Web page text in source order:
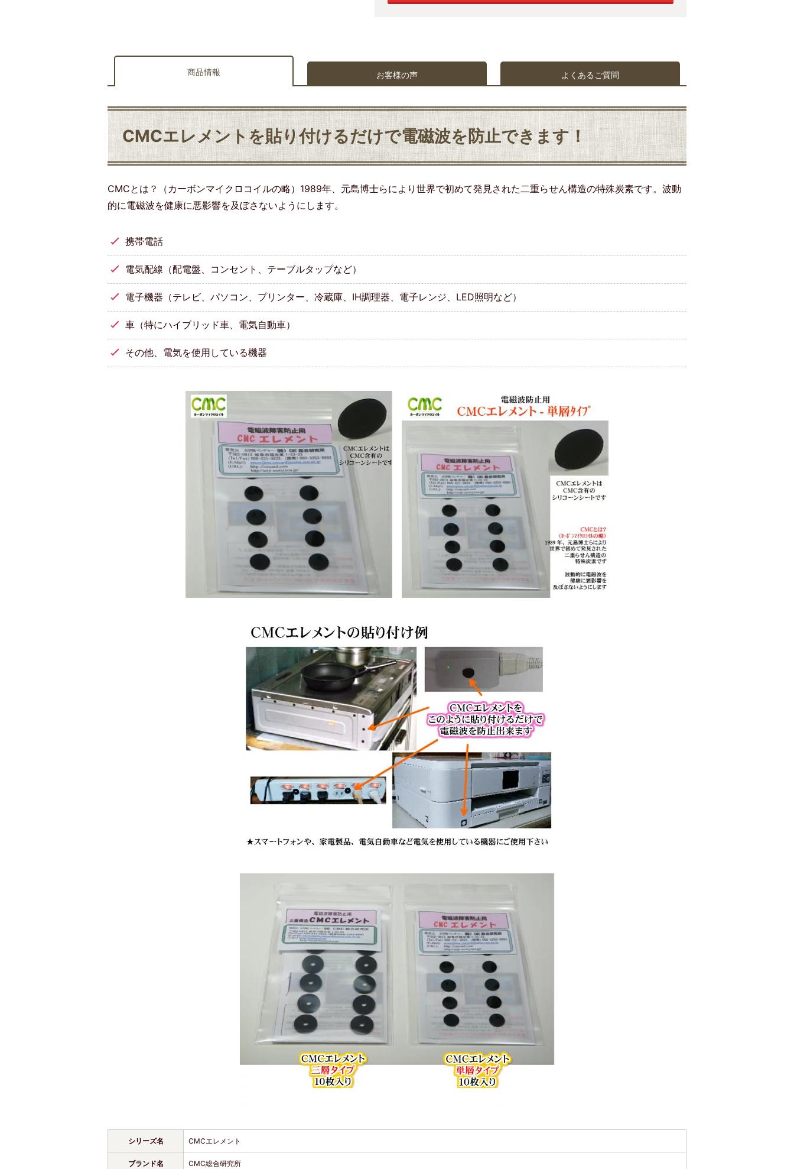
商品情報 お客様の声 よくあるご質問
CMCエレメントを貼り付けるだけで電磁波を防止できます！
CMCとは？（カーボンマイクロコイルの略）1989年、元島博士らにより世界で初めて発見された二重らせん構造の特殊炭素です。波動
的に電磁波を健康に悪影響を及ぼさないようにします。
携帯電話
電気配線（配電盤、コンセント、テーブルタップなど）
電子機器（テレビ、パソコン、プリンター、冷蔵庫、IH調理器、電子レンジ、LED照明など）
車（特にハイブリッド車、電気自動車）
その他、電気を使用している機器
シリーズ名 CMCエレメント
ブランド名 CMC総合研究所